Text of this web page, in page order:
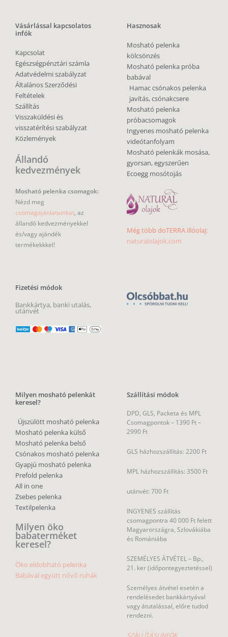
Vásárlással kapcsolatos
infók
Kapcsolat
Egészségpénztári számla
Adatvédelmi szabályzat
Általános Szerződési
Feltételek
Szállítás
Visszaküldési és
visszatérítési szabályzat
Közlemények
Állandó
kedvezmények
Mosható pelenka csomagok:
Nézd meg
csomagajánlatainkat, az
állandó kedvezményekkel
és/vagy ajándék
termékekkkel!
Fizetési módok
Bankkártya, banki utalás,
utánvét
Hasznosak
Mosható pelenka
kölcsönzés
Mosható pelenka próba
babával
Hamac csónakos pelenka
javítás, csónakcsere
Mosható pelenka
próbacsomagok
Ingyenes mosható pelenka
videótanfolyam
Mosható pelenkák mosása,
gyorsan, egyszerűen
Ecoegg mosótojás
Még több doTERRA illóolaj:
naturalolajok.com
Milyen mosható pelenkát
keresel?
Újszülött mosható pelenka
Mosható pelenka külső
Mosható pelenka belső
Csónakos mosható pelenka
Gyapjú mosható pelenka
Prefold pelenka
All in one
Zsebes pelenka
Textilpelenka
Milyen öko
babaterméket
keresel?
Öko eldobható pelenka
Babával együtt nővő ruhák
Szállítási módok
DPD, GLS, Packeta és MPL
Csomagpontok – 1390 Ft –
2990 Ft
GLS házhozszállítás: 2200 Ft
MPL házhozszállítás: 3500 Ft
utánvét: 700 Ft
INGYENES szállítás
csomagpontra 40 000 Ft felett
Magyarországra, Szlovákiába
és Romániába
SZEMÉLYES ÁTVÉTEL – Bp.,
21. ker (időpontegyeztetéssel)
Személyes átvétel esetén a
rendelésedet bankkártyával
vagy átutalással, előre tudod
rendezni.
SZÁLLÍTÁSI INFÓK